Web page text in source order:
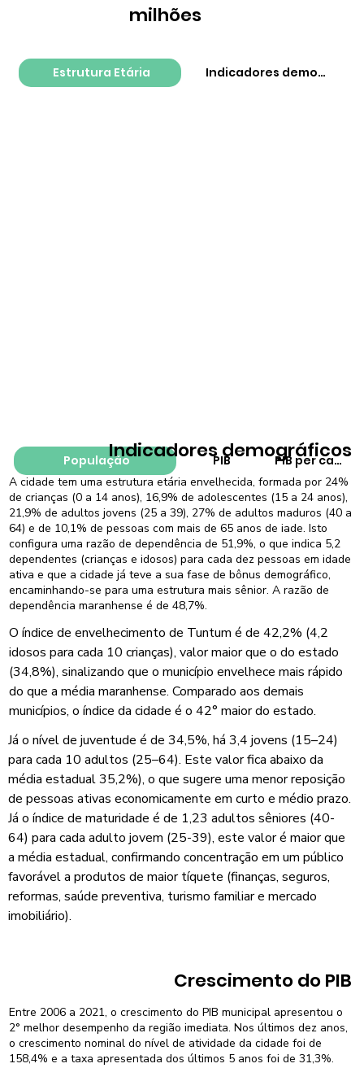
População PIB PIB per capita
Estrutura Etária Indicadores
milhões
Indicadores demográficos
A cidade tem uma estrutura etária envelhecida, formada por 24%
de crianças (0 a 14 anos), 16,9% de adolescentes (15 a 24 anos),
21,9% de adultos jovens (25 a 39), 27% de adultos maduros (40 a
64) e de 10,1% de pessoas com mais de 65 anos de iade. Isto
configura uma razão de dependência de 51,9%, o que indica 5,2
dependentes (crianças e idosos) para cada dez pessoas em idade
ativa e que a cidade já teve a sua fase de bônus demográfico,
encaminhando-se para uma estrutura mais sênior. A razão de
dependência maranhense é de 48,7%.
O índice de envelhecimento de Tuntum é de 42,2% (4,2
idosos para cada 10 crianças), valor maior que o do estado
(34,8%), sinalizando que o município envelhece mais rápido
do que a média maranhense. Comparado aos demais
municípios, o índice da cidade é o 42° maior do estado.
Já o nível de juventude é de 34,5%, há 3,4 jovens (15–24)
para cada 10 adultos (25–64). Este valor fica abaixo da
média estadual 35,2%), o que sugere uma menor reposição
de pessoas ativas economicamente em curto e médio prazo.
Já o índice de maturidade é de 1,23 adultos sêniores (40-
64) para cada adulto jovem (25-39), este valor é maior que
a média estadual, confirmando concentração em um público
favorável a produtos de maior tíquete (finanças, seguros,
reformas, saúde preventiva, turismo familiar e mercado
imobiliário).
Crescimento do PIB
Entre 2006 a 2021, o crescimento do PIB municipal apresentou o
2° melhor desempenho da região imediata. Nos últimos dez anos,
o crescimento nominal do nível de atividade da cidade foi de
158,4% e a taxa apresentada dos últimos 5 anos foi de 31,3%.